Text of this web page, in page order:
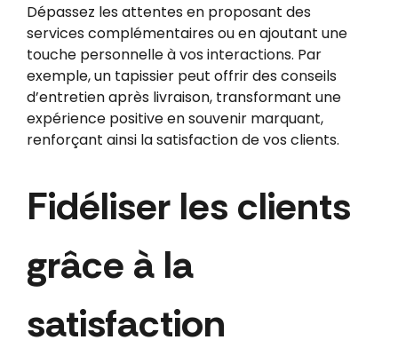
Dépassez les attentes en proposant des
services complémentaires ou en ajoutant une
touche personnelle à vos interactions. Par
exemple, un tapissier peut offrir des conseils
d’entretien après livraison, transformant une
expérience positive en souvenir marquant,
renforçant ainsi la satisfaction de vos clients.
Fidéliser les clients
grâce à la
satisfaction